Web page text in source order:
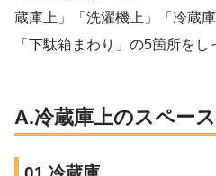
蔵庫上」「洗濯機上」「冷蔵
「下駄箱まわり」の5箇所をし
A.冷蔵庫上のスペー